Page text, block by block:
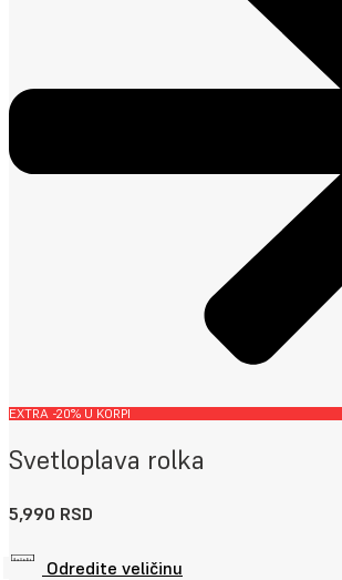
EXTRA -20% U KORPI
Svetloplava rolka
5,990 RSD
Odredite veličinu